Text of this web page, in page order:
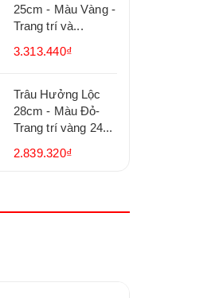
25cm - Màu Vàng -
Trang trí và...
3.313.440₫
Trâu Hưởng Lộc
28cm - Màu Đỏ-
Trang trí vàng 24...
2.839.320₫